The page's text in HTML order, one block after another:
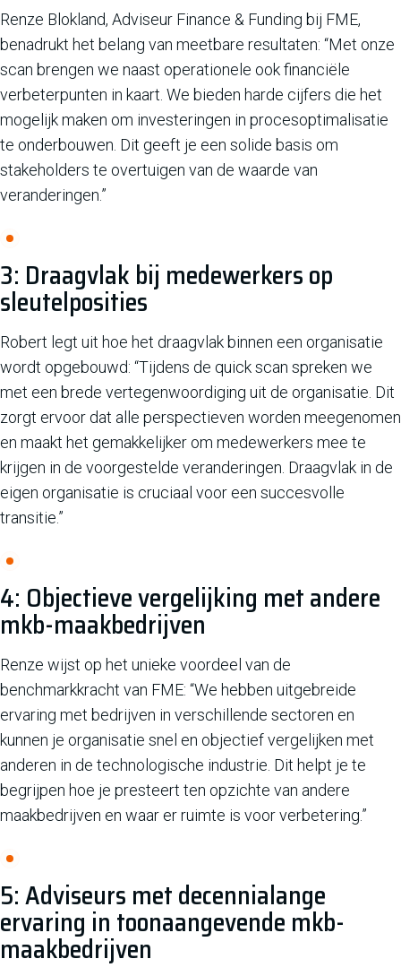
Renze Blokland, Adviseur Finance & Funding bij FME,
benadrukt het belang van meetbare resultaten: “Met onze
scan brengen we naast operationele ook financiële
verbeterpunten in kaart. We bieden harde cijfers die het
mogelijk maken om investeringen in procesoptimalisatie
te onderbouwen. Dit geeft je een solide basis om
stakeholders te overtuigen van de waarde van
veranderingen.”
3: Draagvlak bij medewerkers op
sleutelposities
Robert legt uit hoe het draagvlak binnen een organisatie
wordt opgebouwd: “Tijdens de quick scan spreken we
met een brede vertegenwoordiging uit de organisatie. Dit
zorgt ervoor dat alle perspectieven worden meegenomen
en maakt het gemakkelijker om medewerkers mee te
krijgen in de voorgestelde veranderingen. Draagvlak in de
eigen organisatie is cruciaal voor een succesvolle
transitie.”
4: Objectieve vergelijking met andere
mkb-maakbedrijven
Renze wijst op het unieke voordeel van de
benchmarkkracht van FME: “We hebben uitgebreide
ervaring met bedrijven in verschillende sectoren en
kunnen je organisatie snel en objectief vergelijken met
anderen in de technologische industrie. Dit helpt je te
begrijpen hoe je presteert ten opzichte van andere
maakbedrijven en waar er ruimte is voor verbetering.”
5: Adviseurs met decennialange
ervaring in toonaangevende mkb-
maakbedrijven